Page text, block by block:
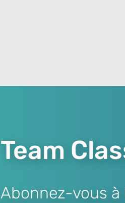
Team
Abonnez-vous à